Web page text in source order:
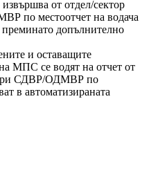
от отдел/сектор
по местоотчет на водача
преминато допълнително
и оставащите
МПС се водят на отчет от
при СДВР/ОДМВР по
в автоматизираната